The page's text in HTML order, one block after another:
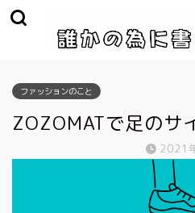
ファッションのこと
ZOZOMATで足のサ
2021